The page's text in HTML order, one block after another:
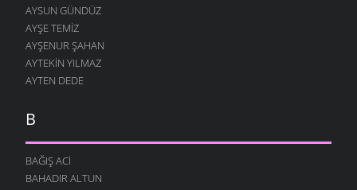
AYSUN GÜNDÜZ
AYŞE TEMIZ
AYŞENUR ŞAHAN
AYTEKIN YILMAZ
AYTEN DEDE
B
BAĞIŞ ACI
BAHADIR ALTUN